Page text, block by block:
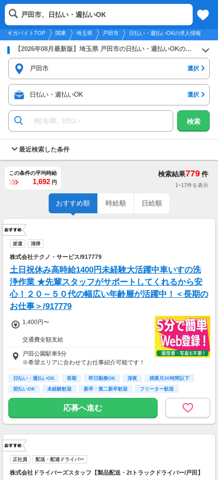
2026年8月9日更新
関東
メニュー
ギガバイトTOP 関東 埼玉県 戸田市 日払い・週払いOKの求人情報
戸田市、日払い・週払いOK
【2026年08月最新版】埼玉県 戸田市の日払い・週払いOKのバイト・アルバイト・パートの求人募集情報
戸田市 選択
日払い・週払いOK 選択
検索
最近検索した条件
この条件の平均時給
1,692 円
検索結果779件
1~17件を表示
おすすめ順 時給順 日給順
派遣 清掃
株式会社テクノ・サービス/917779
土日祝休み高時給1400円未経験大活躍中車いすの洗
浄作業 ★先輩スタッフがサポートしてくれるから安
心！２０～５０代の幅広い年齢層が活躍中！＜長期の
お仕事＞/917779
1,400円〜
交通費全額支給
即払い制度有
戸田公園駅車9分
※希望エリアに合わせてお仕事紹介可能です！
日払い・週払いOK 長期 即日勤務OK 深夜
残業月20時間以下
前払いOK
未経験歓迎 新卒・第二新卒歓迎 フリーター歓迎
応募へ進む
正社員 配送・配達ドライバー
株式会社ドライバーズスタッフ【製品配送・2tトラックドライバー/戸田】